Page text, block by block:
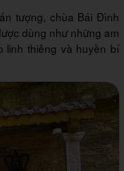
tượng, chùa Bái Đình
dùng như những am
linh thiêng và huyền bí